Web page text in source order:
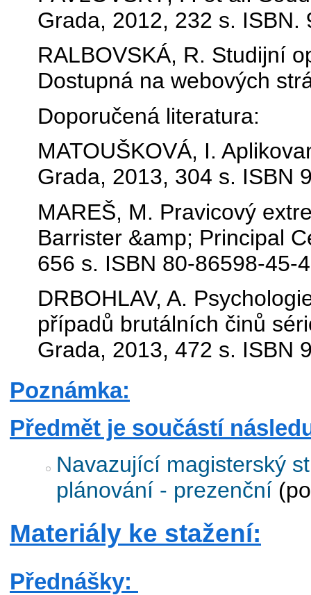
Grada, 2012, 232 s. ISBN.
RALBOVSKÁ, R. Studijní
Dostupná na webových
Doporučená literatura:
MATOUŠKOVÁ, I.
Grada, 2013, 304 s. ISBN
MAREŠ, M. Pravicový
Barrister &amp; Principal
656 s. ISBN 80-86598-45-
DRBOHLAV, A.
případů brutálních činů
Grada, 2013, 472 s. ISBN
Poznámka:
Předmět je součástí
Navazující magisterský
plánování - prezenční
Materiály ke stažení:
Přednášky: